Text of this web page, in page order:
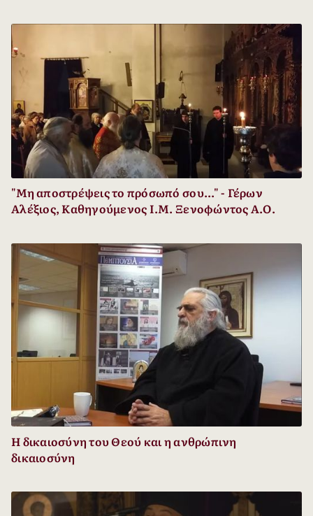
"Μη αποστρέψεις το πρόσωπό σου..." - Γέρων
Αλέξιος, Καθηγούμενος Ι.Μ. Ξενοφώντος Α.Ο.
Η δικαιοσύνη του Θεού και η ανθρώπινη
δικαιοσύνη